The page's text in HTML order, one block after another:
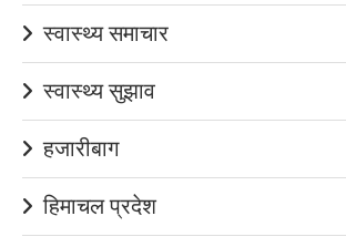
स्वास्थ्य समाचार
स्वास्थ्य सुझाव
हजारीबाग
हिमाचल प्रदेश